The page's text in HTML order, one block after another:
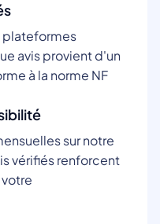
plateformes
avis provient d'un
à la norme NF
sur notre
vérifiés renforcent